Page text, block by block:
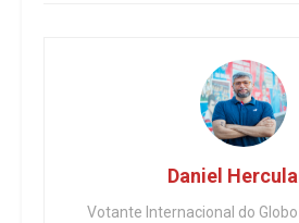
Daniel
Votante Internacional do